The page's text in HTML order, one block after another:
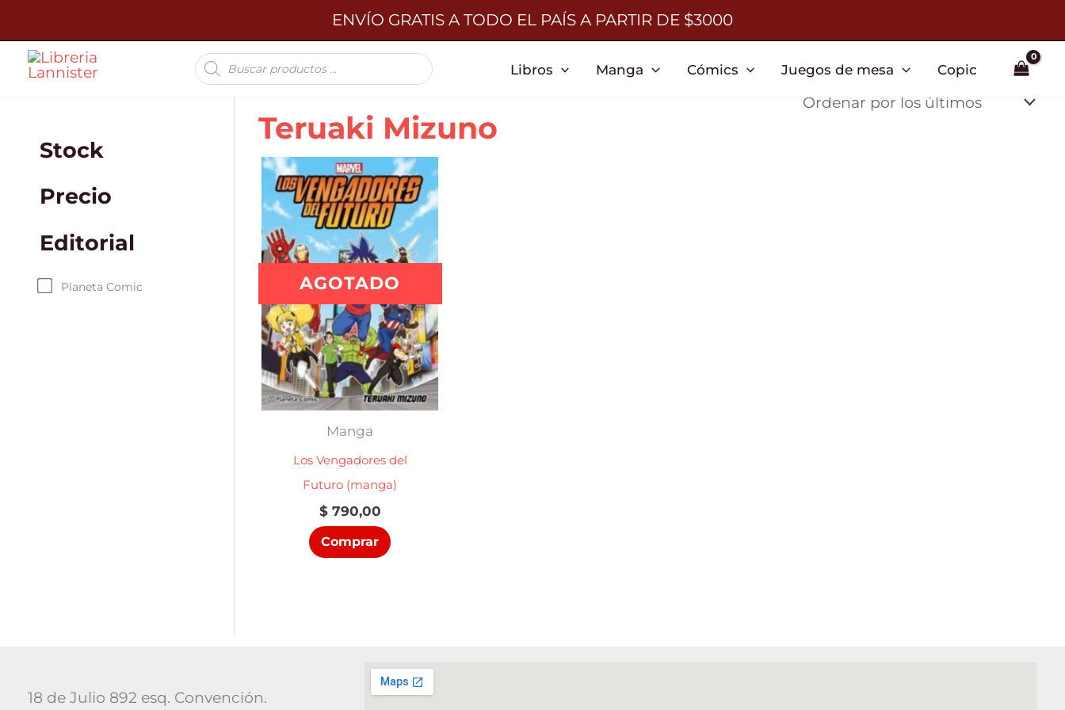
al
contenido
ENVÍO GRATIS A TODO EL PAÍS A PARTIR DE $3000
Búsqueda
de
productos
Libros Manga Cómics Juegos de mesa Copic
Stock
Precio
Editorial
Planeta Comic
Teruaki Mizuno
AGOTADO
Manga
Los Vengadores del
Futuro (manga)
$790,00
Comprar
18 de Julio 892 esq. Convención.